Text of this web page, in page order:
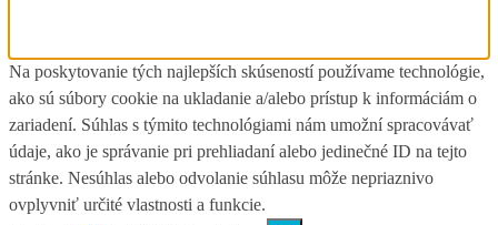
Na poskytovanie tých najlepších skúseností používame technológie,
ako sú súbory cookie na ukladanie a/alebo prístup k informáciám o
zariadení. Súhlas s týmito technológiami nám umožní spracovávať
údaje, ako je správanie pri prehliadaní alebo jedinečné ID na tejto
stránke. Nesúhlas alebo odvolanie súhlasu môže nepriaznivo
ovplyvniť určité vlastnosti a funkcie.